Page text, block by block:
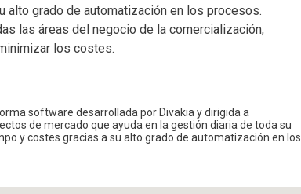
grado de automatización en los procesos.
las áreas del negocio de la comercialización,
los costes.
software desarrollada por Divakia y dirigida a
de mercado que ayuda en la gestión diaria de toda su
y costes gracias a su alto grado de automatización en los